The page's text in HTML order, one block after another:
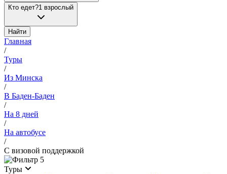
Кто едет?1 взрослый
Найти
Главная
/
Туры
/
Из Минска
/
В Баден-Баден
/
На 8 дней
/
На автобусе
/
С визовой поддержкой
5
Туры